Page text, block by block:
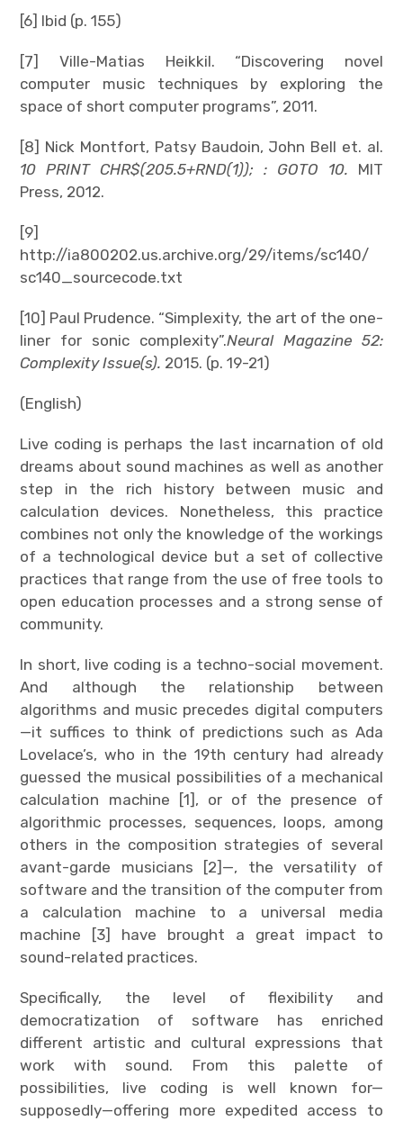
[6] Ibid (p. 155)
[7] Ville-Matias Heikkil. “Discovering novel
computer music techniques by exploring the
space of short computer programs”, 2011.
[8] Nick Montfort, Patsy Baudoin, John Bell et. al.
10 PRINT CHR$(205.5+RND(1)); : GOTO 10. MIT
Press, 2012.
[9]
http://ia800202.us.archive.org/29/items/sc140/
sc140_sourcecode.txt
[10] Paul Prudence. “Simplexity, the art of the one-
liner for sonic complexity”.Neural Magazine 52:
Complexity Issue(s). 2015. (p. 19-21)
(English)
Live coding is perhaps the last incarnation of old
dreams about sound machines as well as another
step in the rich history between music and
calculation devices. Nonetheless, this practice
combines not only the knowledge of the workings
of a technological device but a set of collective
practices that range from the use of free tools to
open education processes and a strong sense of
community.
In short, live coding is a techno-social movement.
And although the relationship between
algorithms and music precedes digital computers
—it suffices to think of predictions such as Ada
Lovelace’s, who in the 19th century had already
guessed the musical possibilities of a mechanical
calculation machine [1], or of the presence of
algorithmic processes, sequences, loops, among
others in the composition strategies of several
avant-garde musicians [2]—, the versatility of
software and the transition of the computer from
a calculation machine to a universal media
machine [3] have brought a great impact to
sound-related practices.
Specifically, the level of flexibility and
democratization of software has enriched
different artistic and cultural expressions that
work with sound. From this palette of
possibilities, live coding is well known for—
supposedly—offering more expedited access to